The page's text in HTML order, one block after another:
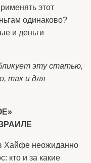
этот
одинаково?
и деньги
эту статью,
так и для
Хайфе неожиданно
кто и за какие